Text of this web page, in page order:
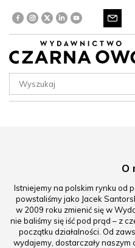
O
Istniejemy na polskim rynku od
powstaliśmy jako Jacek
w 2009 roku zmienić się w
nie baliśmy się iść pod prąd – z
początku działalności. Od
wydajemy, dostarczały naszym